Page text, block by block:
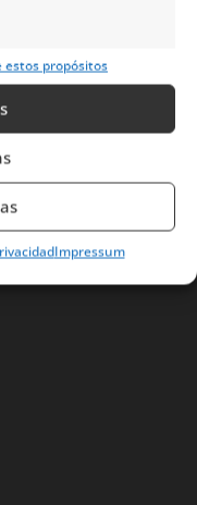
estos propósitos
Impressum